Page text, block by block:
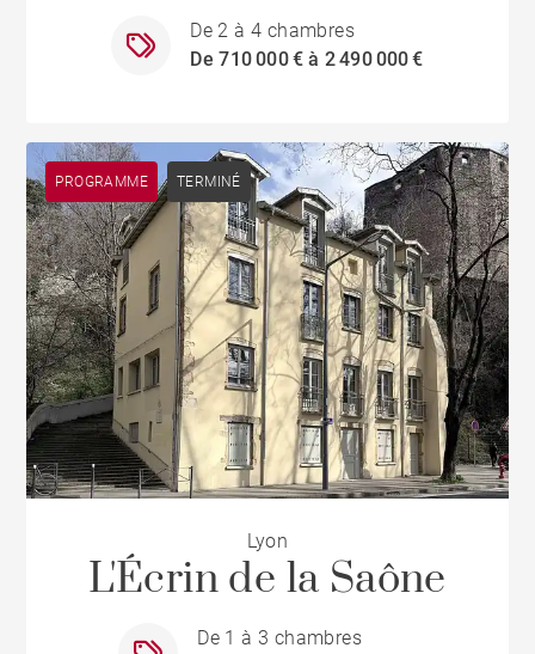
De 2 à 4 chambres
De 710 000 € à 2 490 000 €
PROGRAMME TERMINÉ
Lyon
L'Écrin de la Saône
De 1 à 3 chambres